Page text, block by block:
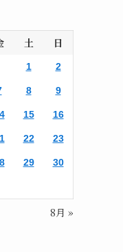
土 日
1 2
8 9
15 16
22 23
29 30
8月 »